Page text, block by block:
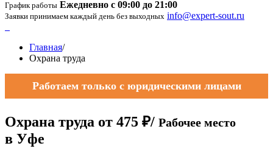
График работы Ежедневно с 09:00 до 21:00
Заявки принимаем каждый день без выходных info@expert-sout.ru
Главная/
Охрана труда
Работаем только с юридическими лицами
Охрана труда от 475 ₽/ Рабочее место
в Уфе